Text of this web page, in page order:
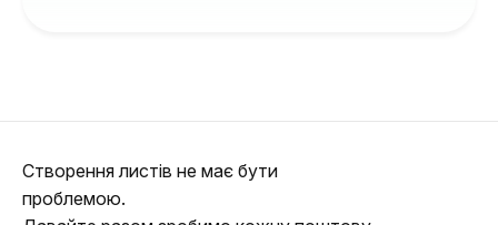
Створення листів не має бути
проблемою.